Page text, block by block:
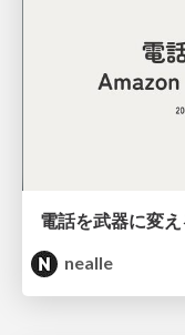
電話を武器に変
nealle